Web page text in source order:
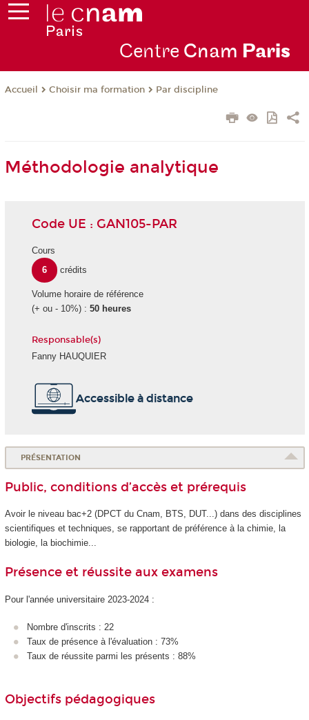
Centre Cnam Paris
Accueil Choisir ma formation Par discipline
Méthodologie analytique
Code UE : GAN105-PAR
Cours
6
crédits
Volume horaire de référence
(+ ou - 10%) : 50 heures
Responsable(s)
Fanny HAUQUIER
Accessible à distance
PRÉSENTATION
Public, conditions d’accès et prérequis
Avoir le niveau bac+2 (DPCT du Cnam, BTS, DUT...) dans des disciplines
scientifiques et techniques, se rapportant de préférence à la chimie, la
biologie, la biochimie...
Présence et réussite aux examens
Pour l'année universitaire 2023-2024 :
Nombre d'inscrits : 22
Taux de présence à l'évaluation : 73%
Taux de réussite parmi les présents : 88%
Objectifs pédagogiques